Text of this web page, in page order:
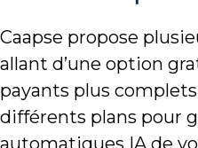
Caapse propose
allant d’une option
payants plus
différents plans pour